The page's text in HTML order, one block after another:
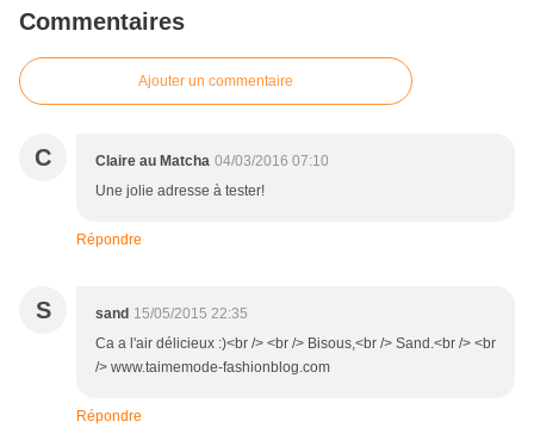
Commentaires
Ajouter un commentaire
C Claire au Matcha 04/03/2016 07:10
Une jolie adresse à tester!
Répondre
S sand 15/05/2015 22:35
Ca a l'air délicieux :)<br /> <br /> Bisous,<br /> Sand.<br /> <br
/> www.taimemode-fashionblog.com
Répondre